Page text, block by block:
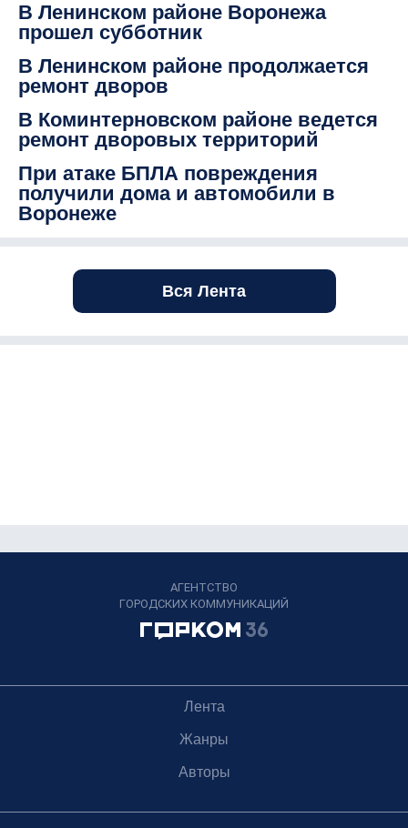
В Ленинском районе Воронежа
прошел субботник
В Ленинском районе продолжается
ремонт дворов
В Коминтерновском районе ведется
ремонт дворовых территорий
При атаке БПЛА повреждения
получили дома и автомобили в
Воронеже
Вся Лента
АГЕНТСТВО
ГОРОДСКИХ КОММУНИКАЦИЙ
Лента
Жанры
Авторы